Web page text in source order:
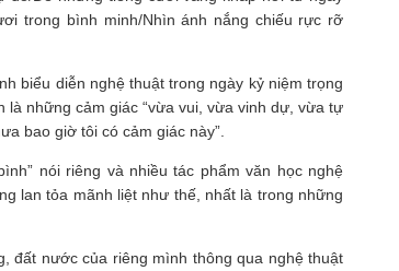
trong bình minh/Nhìn ánh nắng chiếu rực rỡ
biểu diễn nghệ thuật trong ngày kỷ niệm trọng
những cảm giác “vừa vui, vừa vinh dự, vừa tự
bao giờ tôi có cảm giác này”.
nói riêng và nhiều tác phẩm văn học nghệ
lan tỏa mãnh liệt như thế, nhất là trong những
đất nước của riêng mình thông qua nghệ thuật